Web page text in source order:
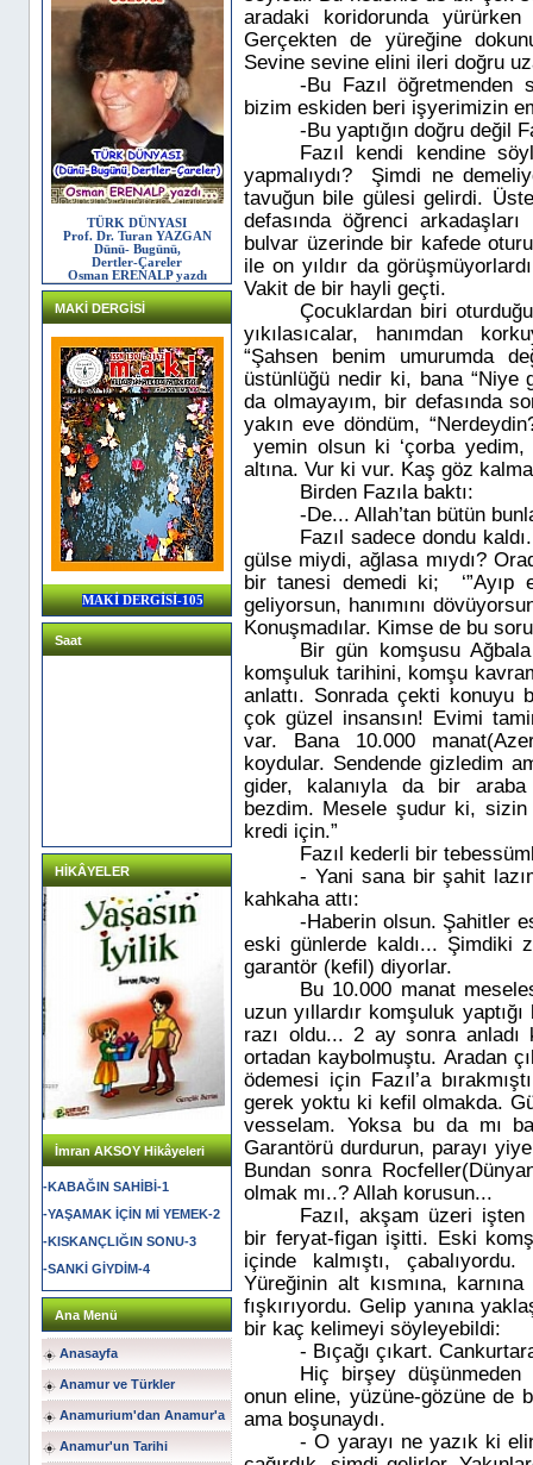
TÜRK DÜNYASI
Prof. Dr. Turan YAZGAN
Dünü- Bugünü,
Dertler-Çareler
Osman ERENALP yazdı
MAKİ DERGİSİ
MAKİ DERGİSİ-105
Saat
HİKÂYELER
İmran AKSOY Hikâyeleri
-KABAĞIN SAHİBİ-1
-YAŞAMAK İÇİN Mİ YEMEK-2
-KISKANÇLIĞIN SONU-3
-SANKİ GİYDİM-4
Ana Menü
Anasayfa
Anamur ve Türkler
Anamurium'dan Anamur'a
Anamur'un Tarihi
aradaki koridorunda yürürken
Gerçekten de yüreğine
Sevine sevine elini ileri doğru
-Bu Fazıl öğretmenden
bizim eskiden beri işyerimizin
-Bu yaptığın doğru değil
Fazıl kendi kendine
yapmalıydı?
Şimdi ne
tavuğun bile gülesi gelirdi.
defasında öğrenci
bulvar üzerinde bir kafede
ile on yıldır da
Vakit de bir hayli geçti.
Çocuklardan biri
yıkılasıcalar, hanımdan
“Şahsen benim umurumda
üstünlüğü nedir ki, bana “Niye
da olmayayım, bir defasında
yakın eve döndüm,
yemin olsun ki ‘çorba
altına. Vur ki vur. Kaş göz
Birden Fazıla baktı:
-De... Allah’tan bütün
Fazıl sadece dondu
gülse miydi, ağlasa mıydı?
bir tanesi demedi ki;
geliyorsun, hanımını
Konuşmadılar. Kimse de bu
Bir gün komşusuAğbala
komşuluk tarihini, komşu
anlattı. Sonrada çekti konuyu
çok güzel insansın! Evimi
var. Bana 10.000
koydular. Sendende gizledim
gider, kalanıyla da bir araba
bezdim. Mesele şudur ki,
kredi için.”
Fazıl kederli bir
- Yani sana bir şahit
kahkaha attı:
-Haberin olsun. Şahitler
eski günlerde kaldı... Şimdiki
garantör (kefil) diyorlar.
Bu 10.000 manat
uzun yıllardır komşuluk
razı oldu... 2 ay sonra anladı
ortadan kaybolmuştu. Aradan
ödemesi için Fazıl’a
gerek yoktu ki kefil olmakda.
vesselam. Yoksa bu da mı
Garantörü durdurun, parayı
Bundan sonra
olmak mı..? Allah korusun...
Fazıl, akşam üzeri işten
bir feryat-figan işitti. Eski
içinde kalmıştı, çabalıyordu.
Yüreğinin alt kısmına,
fışkırıyordu. Gelip yanına
bir kaç kelimeyi söyleyebildi:
- Bıçağı çıkart.
Hiç birşey düşünmeden
onun eline, yüzüne-gözüne de
ama boşunaydı.
- O yarayı ne yazık ki